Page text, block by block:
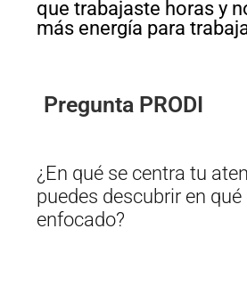
que trabajaste horas y
más energía para
Pregunta PRODI
¿En qué se centra tu
puedes descubrir en qué
enfocado?